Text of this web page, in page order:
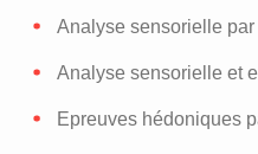
Analyse sensorielle
Analyse sensorielle et
Epreuves hédoniques